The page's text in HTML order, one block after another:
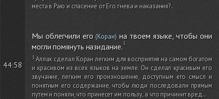
места в Раю и спасение от Его гнева и наказания?.
44:58
Мы облегчили его(Коран)на твоем языке, чтобы они
могли помянуть назидание.
Аллах сделал Коран легким для восприятия на самом богатом
и красивом из всех языков на земле. Он сделал красивым его
звучание, легким его произношение, доступным его смысл и
понятным его содержание, чтобы люди последовали прямым
путем и поняли, что принесет им пользу, а что причинит вред..